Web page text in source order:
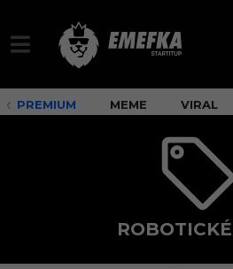
PREMIUM MEME VIRAL